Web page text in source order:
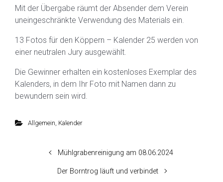
Mit der Übergabe räumt der Absender dem Verein
uneingeschränkte Verwendung des Materials ein.
13 Fotos für den Köppern – Kalender 25 werden von
einer neutralen Jury ausgewählt.
Die Gewinner erhalten ein kostenloses Exemplar des
Kalenders, in dem Ihr Foto mit Namen dann zu
bewundern sein wird.
Allgemein Kalender
Mühlgrabenreinigung am 08.06.2024
Der Borntrog läuft und verbindet